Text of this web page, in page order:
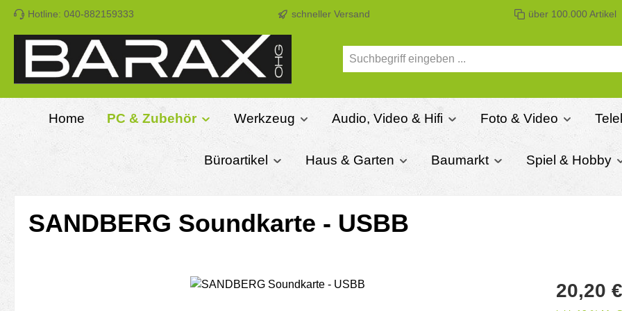
Hauptinhalt springen
Zur Suche springen
Zur Hauptnavigation springen
Hotline: 040-882159333 schneller Versand über 100.000 Artikel
Home PC & Zubehör Werkzeug Audio, Video & Hifi Foto & Video
Büroartikel Haus & Garten Baumarkt Spiel & Hobby
SANDBERG Soundkarte - USBB
Regulärer
20,20 €